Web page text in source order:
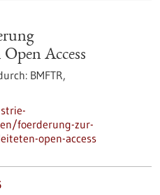
Access
BMFTR,
foerderung-zur-
open-access